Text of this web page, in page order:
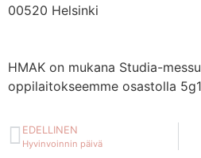
00520 Helsinki
HMAK on mukana Studia-
oppilaitokseemme osastolla
EDELLINEN
Hyvinvoinnin päivä